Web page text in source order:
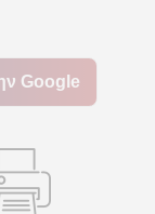
Google